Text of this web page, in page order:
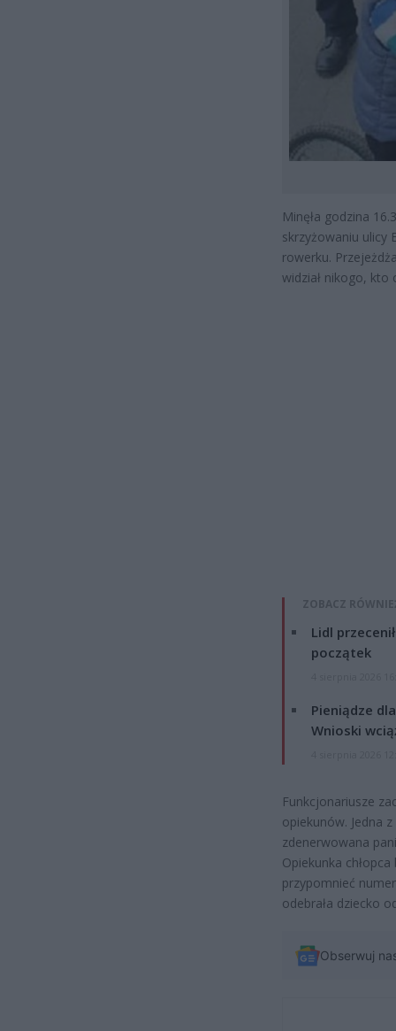
Minęła godzina
skrzyżowaniu ulicy
rowerku.
widział nikogo, kto
ZOBACZ
Lidl
początek
Pieniądze
Wnioski
Funkcjonariusze
opiekunów. Jedna
zdenerwowana
Opiekunka
przypomnieć
odebrała dziecko
Obserwuj